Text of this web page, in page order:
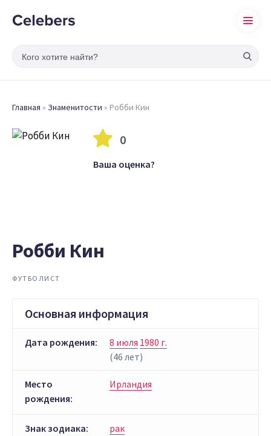
Главная » Знаменитости » Робби Кин
0
Ваша оценка?
Робби Кин
ФУТБОЛИСТ
Основная информация
Дата рождения: 8 июля 1980 г.
(46 лет)
Место
рождения:
Ирландия
Знак зодиака: рак